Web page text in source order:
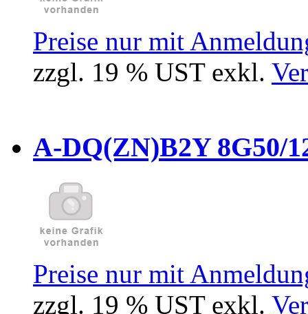
Preise nur mit
zzgl. 19 % UST exkl.
A-DQ(ZN)B2Y 8G50/
Preise nur mit
zzgl. 19 % UST exkl.